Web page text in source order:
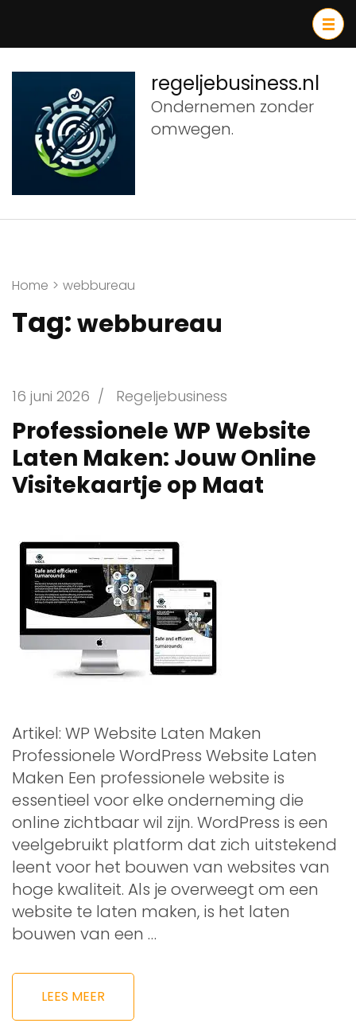
inhoud
(druk
Enter)
regeljebusiness.nl
Ondernemen zonder
omwegen.
Home > webbureau
Tag:webbureau
16 juni 2026 / Regeljebusiness
Professionele WP Website
Laten Maken: Jouw Online
Visitekaartje op Maat
Artikel: WP Website Laten Maken
Professionele WordPress Website Laten
Maken Een professionele website is
essentieel voor elke onderneming die
online zichtbaar wil zijn. WordPress is een
veelgebruikt platform dat zich uitstekend
leent voor het bouwen van websites van
hoge kwaliteit. Als je overweegt om een
website te laten maken, is het laten
bouwen van een …
LEES MEER